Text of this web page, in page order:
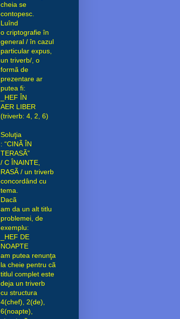
cheia se
contopesc.
Luînd
o criptografie în
general / în cazul
particular expus,
un triverb/, o
formã de
prezentare ar
putea fi:
_HEF ÎN
AER LIBER
(triverb: 4, 2, 6)
Soluţia
: “CINÃ ÎN
TERASÃ”
/ C ÎNAINTE,
RASÃ / un triverb
concordând cu
tema.
Dacã
am da un alt titlu
problemei, de
exemplu:
_HEF DE
NOAPTE
am putea renunţa
la cheie pentru cã
titlul complet este
deja un triverb
cu structura
4(chef), 2(de),
6(noapte),